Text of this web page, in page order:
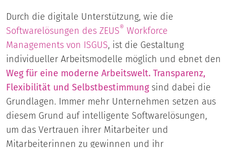
Durch die digitale Unterstützung, wie die
Softwarelösungen des ZEUS® Workforce
Managements von ISGUS, ist die Gestaltung
individueller Arbeitsmodelle möglich und ebnet den
Weg für eine moderne Arbeitswelt. Transparenz,
Flexibilität und Selbstbestimmungsind dabei die
Grundlagen. Immer mehr Unternehmen setzen aus
diesem Grund auf intelligente Softwarelösungen,
um das Vertrauen ihrer Mitarbeiter und
Mitarbeiterinnen zu gewinnen und ihr